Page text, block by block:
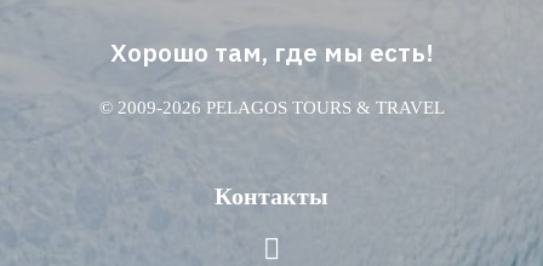
Хорошо там, где мы есть!
© 2009-2026 PELAGOS TOURS & TRAVEL
Контакты